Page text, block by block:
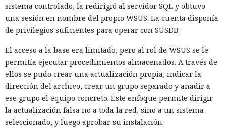
Hilton v. Noem
, en el que residentes
acusan a la agencia de vigilar la actividad pública y de violar
los derechos garantizados por la Primera Enmienda de la
Constitución.
El conflicto comenzó tras el aumento de las operaciones
migratorias en barrios residenciales de Maine. Los vecinos
se organizaron en grupos de respuesta rápida y, a través de
Signal, se avisaban dónde operaban agentes del
Departamento de Seguridad Nacional y del Servicio de
Inmigración y Control de Aduanas de EE. UU. (ICE). Los chats
sistema controlado, la redirigió al servidor SQL y obtuvo
una sesión en nombre del propio WSUS. La cuenta disponía
de privilegios suficientes para operar con SUSDB.
El acceso a la base era limitado, pero al rol de WSUS se le
permitía ejecutar procedimientos almacenados. A través de
ellos se pudo crear una actualización propia, indicar la
dirección del archivo, crear un grupo separado y añadir a
ese grupo el equipo concreto. Este enfoque permite dirigir
la actualización falsa no a toda la red, sino a un sistema
seleccionado, y luego aprobar su instalación.